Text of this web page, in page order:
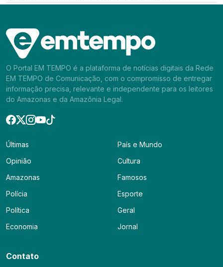
O Portal EM TEMPO é a plataforma de notícias digitais da Rede
EM TEMPO de Comunicação, com o compromisso de entregar
informação precisa, relevante e independente para os leitores
do Amazonas e da Amazônia Legal.
Últimas
Opinião
Amazonas
Polícia
Política
Economia
País e Mundo
Cultura
Famosos
Esporte
Geral
Jornal
Contato